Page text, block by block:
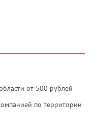
от 500 рублей
по территории